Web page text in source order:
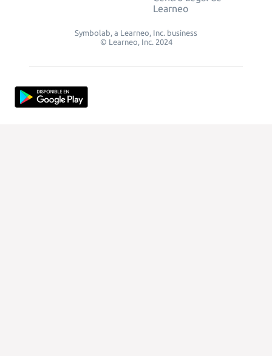
Learneo
Symbolab, a Learneo, Inc. business
© Learneo, Inc. 2024